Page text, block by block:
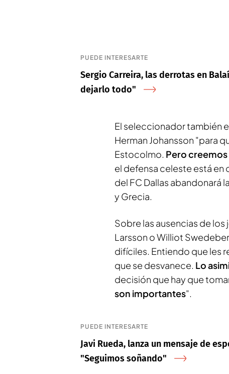
PUEDE INTERESARTE
Sergio Carreira, las derrotas en
dejarlo todo"
El seleccionador también
Herman Johansson "para
Estocolmo. Pero
el defensa celeste está en
del FC Dallas abandonará
y Grecia.
Sobre las ausencias de
Larsson o Williot
difíciles. Entiendo que les
que se desvanece. Lo
decisión que hay que
son importantes".
PUEDE INTERESARTE
Javi Rueda, lanza un mensaje de
"Seguimos soñando"